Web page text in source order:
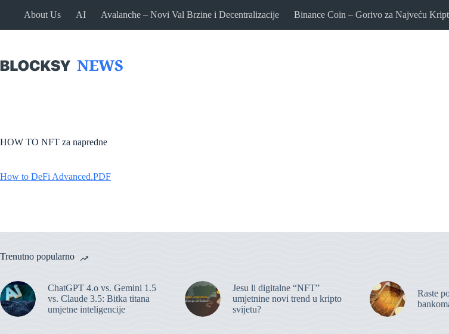
About Us AI Avalanche – Novi Val Brzine i Decentralizacije Binance Coin – Gorivo za Najveću
HOW TO NFT za napredne
How to DeFi Advanced.PDF
Trenutno popularno
ChatGPT 4.o vs. Gemini 1.5
vs. Claude 3.5: Bitka titana
umjetne inteligencije
Jesu li digitalne “NFT”
umjetnine novi trend u kripto
svijetu?
Raste